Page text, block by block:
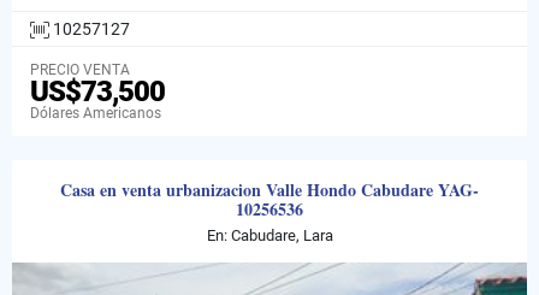
10257127
PRECIO VENTA
US$73,500
Dólares Americanos
Casa en venta urbanizacion Valle Hondo Cabudare YAG-
10256536
En: Cabudare, Lara